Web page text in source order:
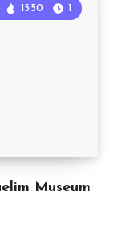
Museum
1550 1